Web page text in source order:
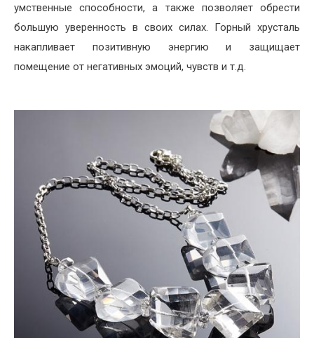
умственные способности, а также позволяет обрести
большую уверенность в своих силах. Горный хрусталь
накапливает позитивную энергию и защищает
помещение от негативных эмоций, чувств и т.д.